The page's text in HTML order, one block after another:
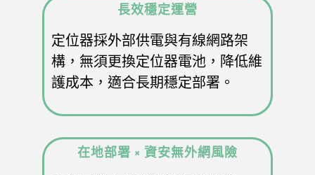
長效穩定運營
定位器採外部供電與有線網路架
構，無須更換定位器電池，降低維
護成本，適合長期穩定部署。
在地部署 × 資安無外網風險